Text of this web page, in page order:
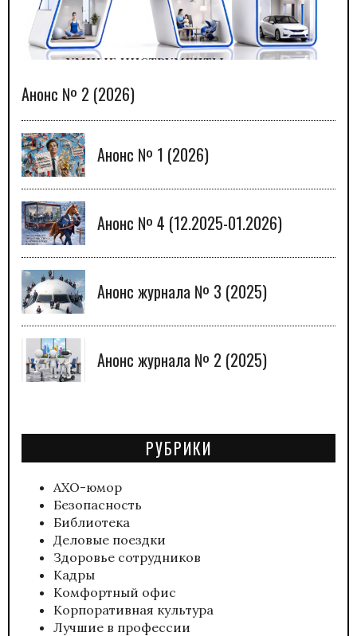
Анонс № 2 (2026)
Анонс № 1 (2026)
Анонс № 4 (12.2025-01.2026)
Анонс журнала № 3 (2025)
Анонс журнала № 2 (2025)
РУБРИКИ
АХО-юмор
Безопасность
Библиотека
Деловые поездки
Здоровье сотрудников
Кадры
Комфортный офис
Корпоративная культура
Лучшие в профессии